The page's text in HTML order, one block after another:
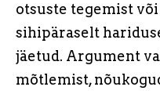
otsuste tegemist
sihipäraselt
jäetud. Argument
mõtlemist,